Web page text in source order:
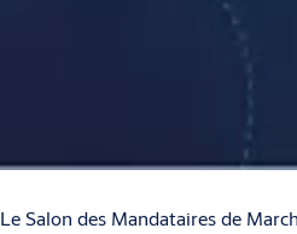
Le Salon des Mandataires de